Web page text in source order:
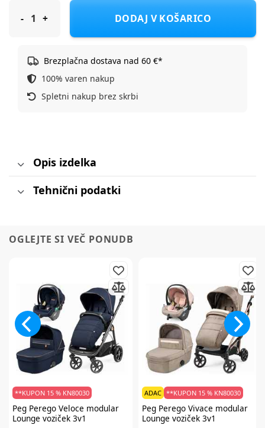
Britax Römer Košara za voziček Smile 5Z frost grey
DODAJ V KOŠARICO
Brezplačna dostava nad 60 €*
100% varen nakup
Spletni nakup brez skrbi
Opis izdelka
Tehnični podatki
OGLEJTE SI VEČ PONUDB
**KUPON 15 % KN80030
Peg PeregoVeloce modular
Lounge voziček 3v1
**KUPON 15 % KN80030
ADAC
Peg PeregoVivace modular
Lounge voziček 3v1